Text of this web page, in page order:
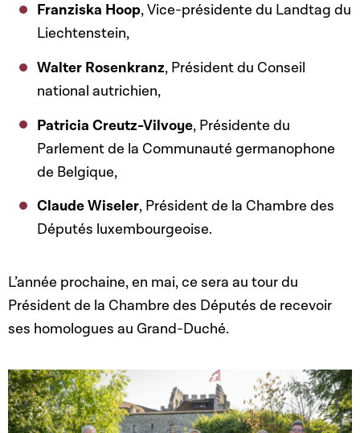
Franziska Hoop, Vice-présidente du Landtag du
Liechtenstein,
Walter Rosenkranz, Président du Conseil
national autrichien,
Patricia Creutz-Vilvoye, Présidente du
Parlement de la Communauté germanophone
de Belgique,
Claude Wiseler, Président de la Chambre des
Députés luxembourgeoise.
L’année prochaine, en mai, ce sera au tour du
Président de la Chambre des Députés de recevoir
ses homologues au Grand-Duché.